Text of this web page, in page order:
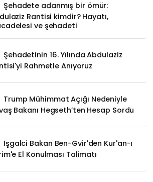
Şehadete adanmış bir ömür:
Rantisi kimdir? Hayatı,
ve şehadeti
Şehadetinin 16. Yılında Abdulaziz
Rahmetle Anıyoruz
Trump Mühimmat Açığı Nedeniyle
Bakanı Hegseth’ten Hesap Sordu
İşgalci Bakan Ben-Gvir'den Kur'an-ı
El Konulması Talimatı